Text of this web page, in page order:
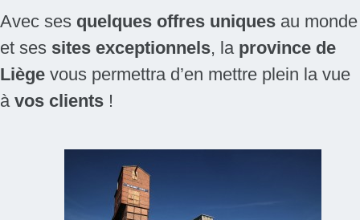
Avec ses quelques offres uniques au monde
et ses sites exceptionnels, la province de
Liège vous permettra d’en mettre plein la vue
à vos clients !